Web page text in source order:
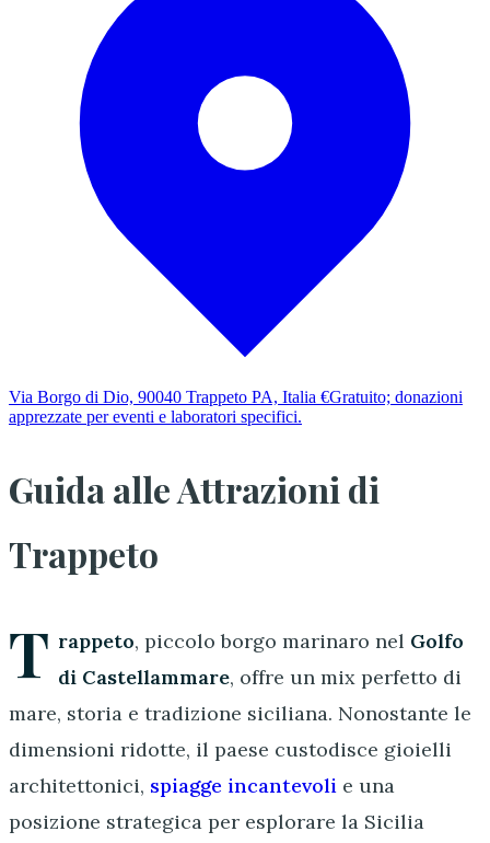
Via Borgo di Dio, 90040 Trappeto PA, Italia €Gratuito; donazioni
apprezzate per eventi e laboratori specifici.
Guida alle Attrazioni di
Trappeto
T rappeto, piccolo borgo marinaro nel Golfo
di Castellammare, offre un mix perfetto di
mare, storia e tradizione siciliana. Nonostante le
dimensioni ridotte, il paese custodisce gioielli
architettonici, spiagge incantevoli e una
posizione strategica per esplorare la Sicilia